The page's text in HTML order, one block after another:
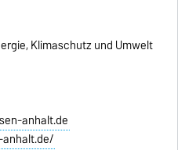
Klimaschutz und Umwelt
anhalt.de